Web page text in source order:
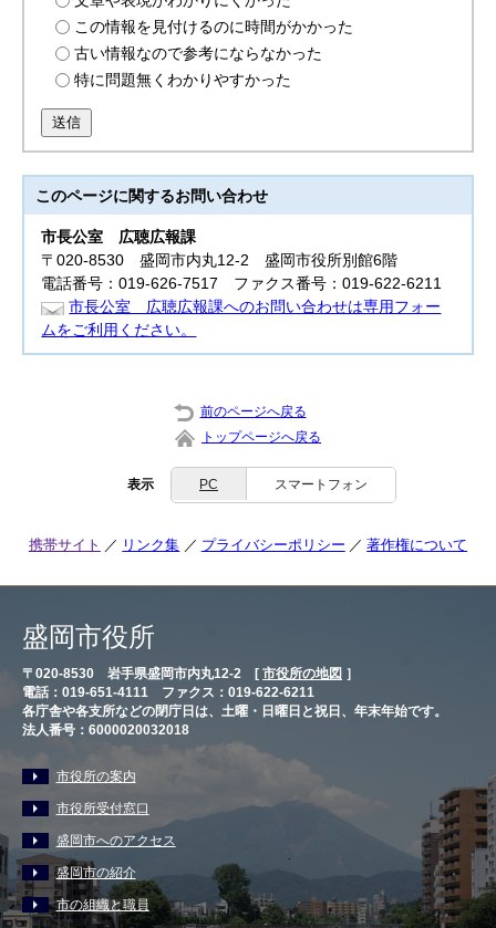
この情報を見付けるのに時間がかかった
古い情報なので参考にならなかった
特に問題無くわかりやすかった
送信
このページに関するお問い合わせ
市長公室 広聴広報課
〒020-8530 盛岡市内丸12-2 盛岡市役所別館6階
電話番号：019-626-7517 ファクス番号：019-622-6211
市長公室 広聴広報課へのお問い合わせは専用フォー
ムをご利用ください。
前のページへ戻る
トップページへ戻る
表示 PC スマートフォン
携帯サイト リンク集 プライバシーポリシー 著作権について
盛岡市役所
〒020-8530 岩手県盛岡市内丸12-2 [ 市役所の地図 ］
電話：019-651-4111 ファクス：019-622-6211
各庁舎や各支所などの閉庁日は、土曜・日曜日と祝日、年末年始です。
法人番号：6000020032018
市役所の案内
市役所受付窓口
盛岡市へのアクセス
盛岡市の紹介
市の組織と職員